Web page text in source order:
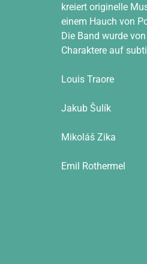
kreiert originelle
einem Hauch von
Die Band wurde
Charaktere auf
Louis Traore
Jakub Šulík
Mikoláš Zika
Emil Rothermel